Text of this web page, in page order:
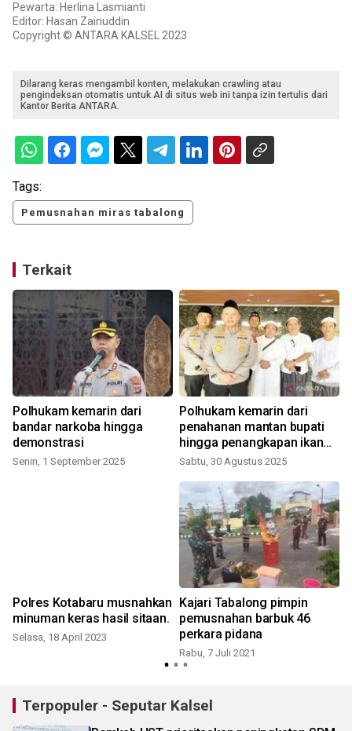
Pewarta: Herlina Lasmianti
Editor: Hasan Zainuddin
Copyright © ANTARA KALSEL 2023
Dilarang keras mengambil konten, melakukan crawling atau
pengindeksan otomatis untuk AI di situs web ini tanpa izin tertulis dari
Kantor Berita ANTARA.
Tags:
Pemusnahan miras tabalong
Terkait
Polhukam kemarin dari
bandar narkoba hingga
demonstrasi
Senin, 1 September 2025
Polhukam kemarin dari
penahanan mantan bupati
hingga penangkapan ikan
ilegal
Sabtu, 30 Agustus 2025
Polres Kotabaru musnahkan
minuman keras hasil sitaan.
Selasa, 18 April 2023
Kajari Tabalong pimpin
pemusnahan barbuk 46
perkara pidana
Rabu, 7 Juli 2021
Terpopuler - Seputar Kalsel